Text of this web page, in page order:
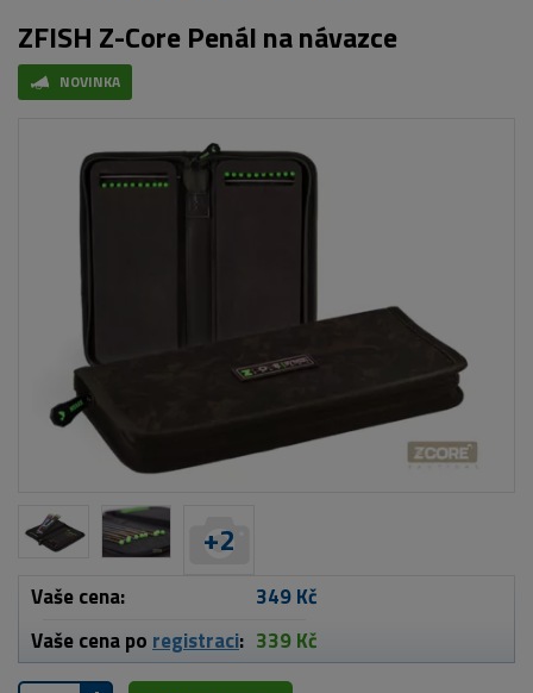
ZFISH Z-Core Penál na návazce
NOVINKA
+2
Vaše cena:
349 Kč
Vaše cena po registraci: 339 Kč